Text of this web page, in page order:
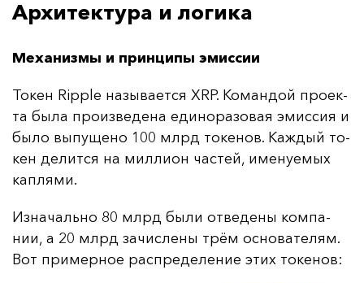
Архитектура и логика
Механизмы и принципы эмиссии
То­кен Ripple на­зы­ва­ет­ся XRP. Ко­ман­дой про­ек­
та бы­ла про­из­ве­де­на еди­но­ра­зо­вая эмис­сия и
бы­ло вы­пу­ще­но 100 млрд то­ке­нов. Каж­дый то­
кен де­лит­ся на мил­ли­он час­тей, име­ну­емых
кап­ля­ми.
Из­на­чаль­но 80 млрд бы­ли от­ве­де­ны ком­па­
нии, а 20 млрд за­чис­ле­ны трём ос­но­ва­те­лям.
Вот при­мер­ное рас­пре­де­ле­ние этих то­ке­нов: